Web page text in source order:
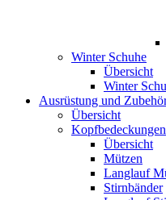
Winter Schuhe
Übersicht
Winter
Ausrüstung und
Übersicht
Kopfbedeckungen
Übersicht
Mützen
Langlauf
Stirnbänder